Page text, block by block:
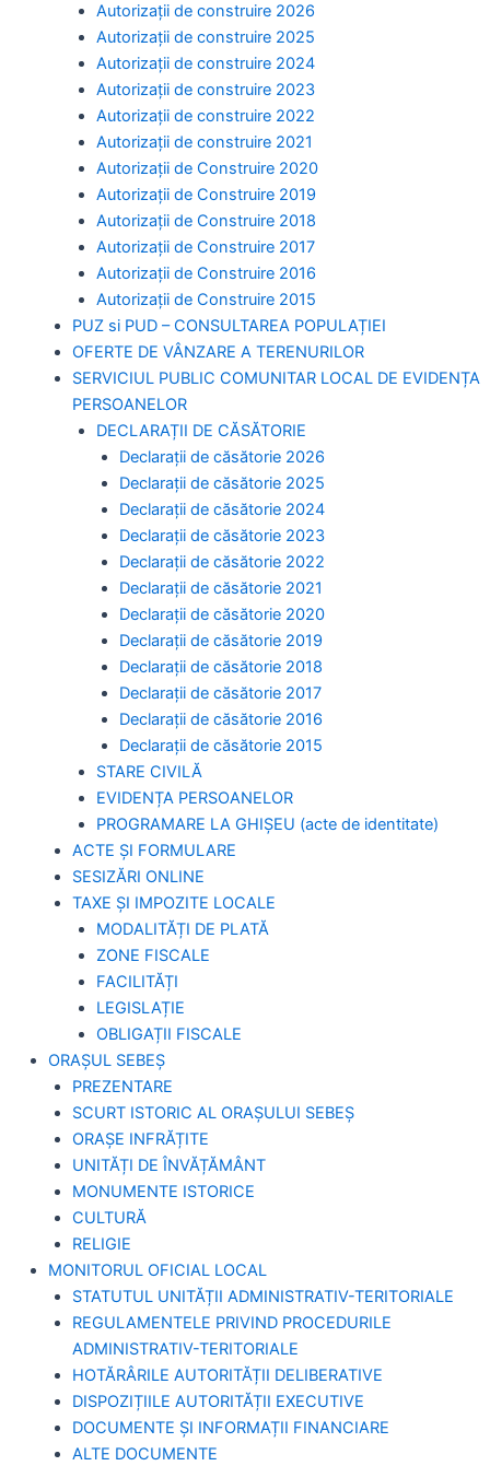
Autorizații de construire 2026
Autorizații de construire 2025
Autorizații de construire 2024
Autorizații de construire 2023
Autorizații de construire 2022
Autorizații de construire 2021
Autorizații de Construire 2020
Autorizații de Construire 2019
Autorizaţii de Construire 2018
Autorizaţii de Construire 2017
Autorizaţii de Construire 2016
Autorizaţii de Construire 2015
PUZ si PUD – CONSULTAREA POPULAȚIEI
OFERTE DE VÂNZARE A TERENURILOR
SERVICIUL PUBLIC COMUNITAR LOCAL DE EVIDENȚA
PERSOANELOR
DECLARAȚII DE CĂSĂTORIE
Declarații de căsătorie 2026
Declarații de căsătorie 2025
Declarații de căsătorie 2024
Declarații de căsătorie 2023
Declarații de căsătorie 2022
Declarații de căsătorie 2021
Declarații de căsătorie 2020
Declarații de căsătorie 2019
Declarații de căsătorie 2018
Declarații de căsătorie 2017
Declarații de căsătorie 2016
Declarații de căsătorie 2015
STARE CIVILĂ
EVIDENȚA PERSOANELOR
PROGRAMARE LA GHIȘEU (acte de identitate)
ACTE ȘI FORMULARE
SESIZĂRI ONLINE
TAXE ȘI IMPOZITE LOCALE
MODALITĂȚI DE PLATĂ
ZONE FISCALE
FACILITĂȚI
LEGISLAȚIE
OBLIGAȚII FISCALE
ORAȘUL SEBEȘ
PREZENTARE
SCURT ISTORIC AL ORAȘULUI SEBEȘ
ORAȘE INFRĂȚITE
UNITĂȚI DE ÎNVĂȚĂMÂNT
MONUMENTE ISTORICE
CULTURĂ
RELIGIE
MONITORUL OFICIAL LOCAL
STATUTUL UNITĂȚII ADMINISTRATIV-TERITORIALE
REGULAMENTELE PRIVIND PROCEDURILE
ADMINISTRATIV-TERITORIALE
HOTĂRÂRILE AUTORITĂȚII DELIBERATIVE
DISPOZIȚIILE AUTORITĂȚII EXECUTIVE
DOCUMENTE ȘI INFORMAȚII FINANCIARE
ALTE DOCUMENTE